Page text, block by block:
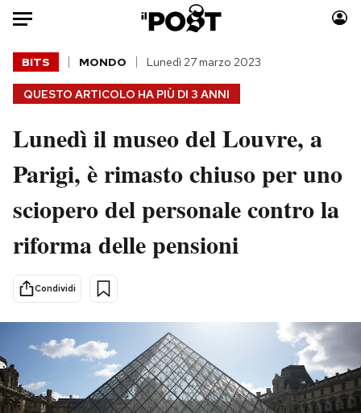
Auto
HOME
Italia
Politica
Tecnologia
Internet
Scienza
Cultura
Economia
Sport
Moda
Consumismi
Storie/Idee
Media
Mondiali calcio 2026
PODCAST
QUESTO ARTICOLO HA PIÙ DI 3 ANNI
BITS MONDO Lunedì 27 marzo 2023
Lunedì il museo del Louvre, a
Parigi, è rimasto chiuso per uno
sciopero del personale contro la
riforma delle pensioni
Condividi